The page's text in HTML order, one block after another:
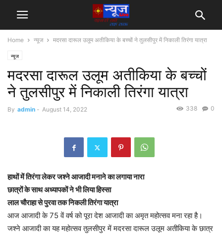
Home न्यूज मदरसा दारूल उलूम अतीकिया के बच्चों ने तुलसीपुर में निकाली तिरंगा यात्रा
न्यूज
मदरसा दारूल उलूम अतीकिया के बच्चों
ने तुलसीपुर में निकाली तिरंगा यात्रा
By admin - August 14, 2022 0
338
हाथों में तिरंगा लेकर जश्ने आजादी मनाने का लगाया नारा
छात्रों के साथ अध्यापकों ने भी लिया हिस्सा
लाल चौराहा से पुरवा तक निकली तिरंगा यात्रा
आज आजादी के 75 वें वर्ष को पूरा देश आजादी का अमृत महोत्सव मना रहा है।
जश्ने आजादी का यह महोत्सव तुलसीपुर में मदरसा दारूल उलूम अतीकिया के छात्र